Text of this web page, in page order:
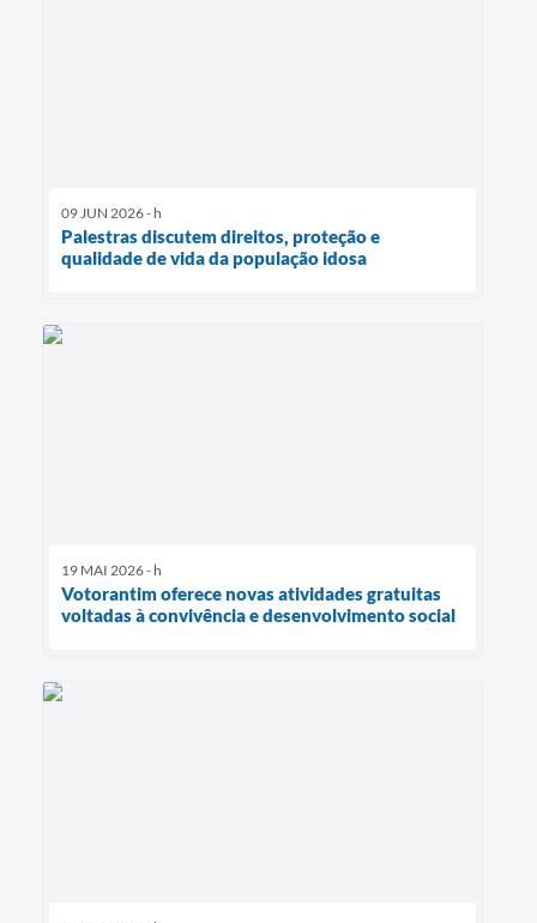
09 JUN 2026 - h
Palestras discutem direitos, proteção e
qualidade de vida da população idosa
19 MAI 2026 - h
Votorantim oferece novas atividades gratuitas
voltadas à convivência e desenvolvimento social